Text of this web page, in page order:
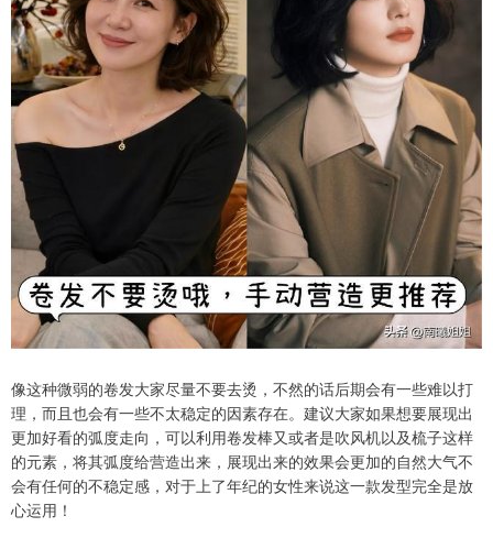
像这种微弱的卷发大家尽量不要去烫，不然的话后期会有一些难以打
理，而且也会有一些不太稳定的因素存在。建议大家如果想要展现出
更加好看的弧度走向，可以利用卷发棒又或者是吹风机以及梳子这样
的元素，将其弧度给营造出来，展现出来的效果会更加的自然大气不
会有任何的不稳定感，对于上了年纪的女性来说这一款发型完全是放
心运用！